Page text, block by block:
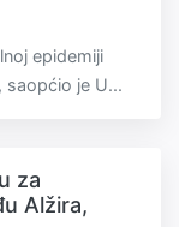
epidemiji
saopćio je U...
za
Alžira,